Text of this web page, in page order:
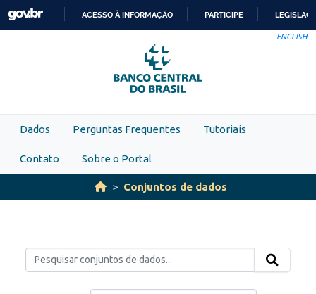
Skip to main content
PARA
O
CONTEÚDO
ACESSO À INFORMAÇÃO PARTICIPE
ENGLISH
Dados Perguntas Frequentes Tutoriais
Contato Sobre o Portal
Conjuntos de dados